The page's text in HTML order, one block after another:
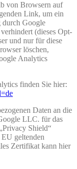
von Browsern auf
Link, um ein
durch Google
(dieses Opt-
und nur für diese
löschen,
Analytics
finden Sie hier:
Daten an die
LLC. für das
Shield“
geltenden
Zertifikat kann hier